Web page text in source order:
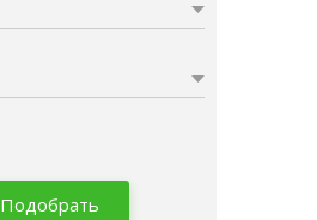
Подобрать